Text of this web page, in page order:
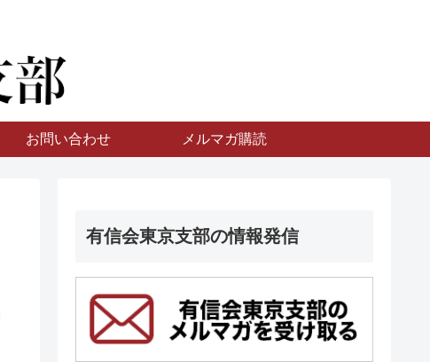
お問い合わせ メルマガ購読
有信会東京支部の情報発信